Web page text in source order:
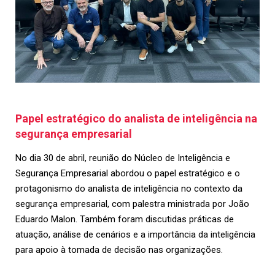
Papel estratégico do analista de inteligência na
segurança empresarial
No dia 30 de abril, reunião do Núcleo de Inteligência e
Segurança Empresarial abordou o papel estratégico e o
protagonismo do analista de inteligência no contexto da
segurança empresarial, com palestra ministrada por João
Eduardo Malon. Também foram discutidas práticas de
atuação, análise de cenários e a importância da inteligência
para apoio à tomada de decisão nas organizações.